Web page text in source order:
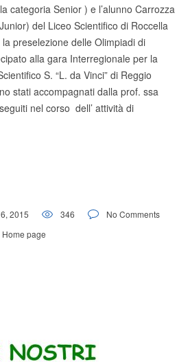
categoria Senior ) e l’alunno Carrozza
del Liceo Scientifico di Roccella
preselezione delle Olimpiadi di
alla gara Interregionale per la
S. “L. da Vinci” di Reggio
stati accompagnati dalla prof. ssa
nel corso dell’ attività di
2015 346
No Comments
Home page